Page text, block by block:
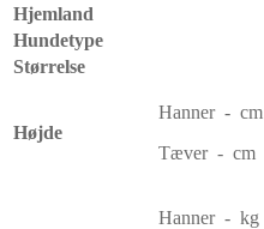
Hjemland
Hundetype
Størrelse
Højde
Hanner - cm
Tæver - cm
Hanner - kg